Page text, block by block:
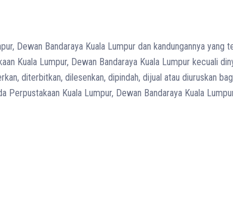
Dewan Bandaraya Kuala Lumpur dan kandungannya
Kuala Lumpur, Dewan Bandaraya Kuala Lumpur kecuali
diterbitkan, dilesenkan, dipindah, dijual atau diuruskan
Kuala Lumpur, Dewan Bandaraya Kuala